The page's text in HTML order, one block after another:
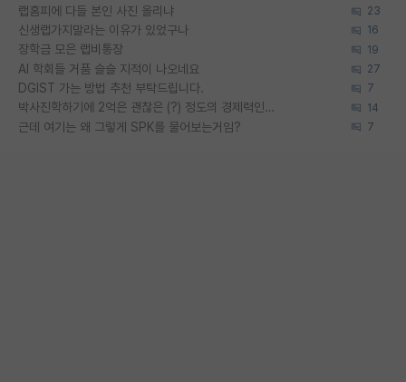
랩홈피에 다들 본인 사진 올리냐 23
신생랩가지말라는 이유가 있었구나 16
장학금 모은 랩비통장 19
AI 학회들 거품 슬슬 지적이 나오네요 27
DGIST 가는 방법 추천 부탁드립니다. 7
박사진학하기에 2억은 괜찮은 (?) 정도의 경제력인가요 14
근데 여기는 왜 그렇게 SPK를 물어보는거임? 7